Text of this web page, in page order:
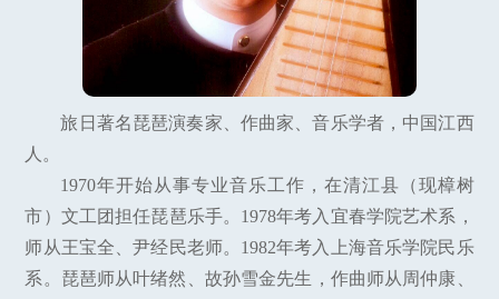
旅日著名琵琶演奏家、作曲家、音乐学者，中国江西
人。
1970年开始从事专业音乐工作，在清江县（现樟树
市）文工团担任琵琶乐手。1978年考入宜春学院艺术系，
师从王宝全、尹经民老师。1982年考入上海音乐学院民乐
系。琵琶师从叶绪然、故孙雪金先生，作曲师从周仲康、